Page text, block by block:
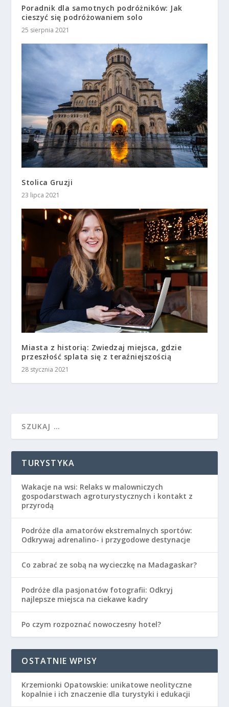
Poradnik dla samotnych podróżników: Jak
cieszyć się podróżowaniem solo
25 sierpnia 2021
Stolica Gruzji
23 lipca 2021
Miasta z historią: Zwiedzaj miejsca, gdzie
przeszłość splata się z teraźniejszością
28 stycznia 2021
TURYSTYKA
Wakacje na wsi: Relaks w malowniczych
gospodarstwach agroturystycznych i kontakt z
przyrodą
Podróże dla amatorów ekstremalnych sportów:
Odkrywaj adrenalino- i przygodowe destynacje
Co zabrać ze sobą na wycieczkę na Madagaskar?
Podróże dla pasjonatów fotografii: Odkryj
najlepsze miejsca na ciekawe kadry
Po czym rozpoznać nowoczesny hotel?
OSTATNIE WPISY
Krzemionki Opatowskie: unikatowe neolityczne
kopalnie i ich znaczenie dla turystyki i edukacji